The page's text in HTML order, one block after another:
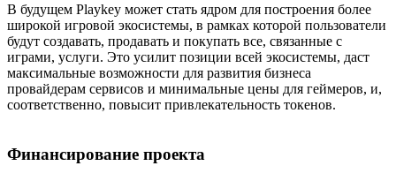
В будущем Playkey может стать ядром для построения более
широкой игровой экосистемы, в рамках которой пользователи
будут создавать, продавать и покупать все, связанные с
играми, услуги. Это усилит позиции всей экосистемы, даст
максимальные возможности для развития бизнеса
провайдерам сервисов и минимальные цены для геймеров, и,
соответственно, повысит привлекательность токенов.
Финансирование проекта